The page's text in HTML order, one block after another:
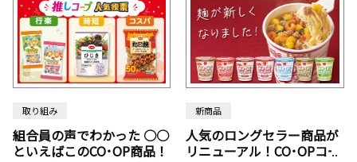
取り組み
組合員の声でわかった ○○
といえばこのCO･OP商品！
新商品
人気のロングセラー商品が
リニューアル！CO･OPコー